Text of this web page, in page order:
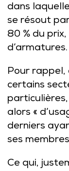
dans
se résout
80 % du
d’armatures.
Pour rappel,
certains
alors «
derniers
ses
Ce qui,